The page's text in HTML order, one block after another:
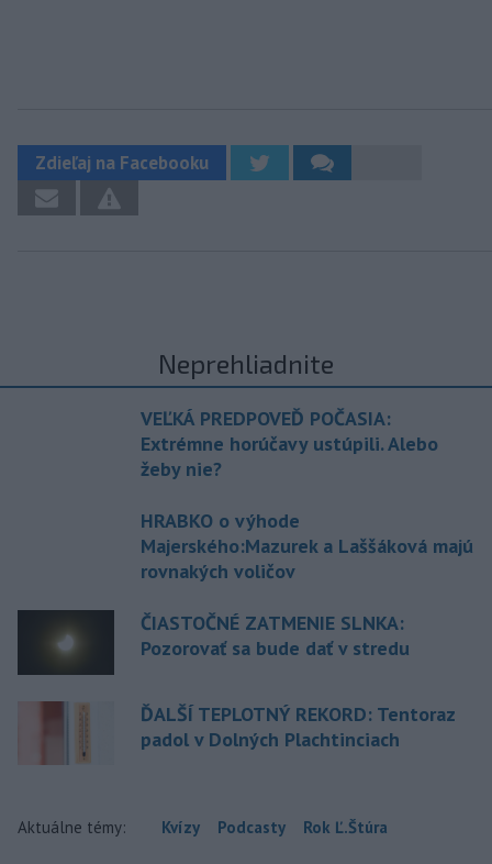
Zdieľaj na Facebooku
Neprehliadnite
VEĽKÁ PREDPOVEĎ POČASIA:
Extrémne horúčavy ustúpili. Alebo
žeby nie?
HRABKO o výhode
Majerského:Mazurek a Laššáková majú
rovnakých voličov
ČIASTOČNÉ ZATMENIE SLNKA:
Pozorovať sa bude dať v stredu
ĎALŠÍ TEPLOTNÝ REKORD: Tentoraz
padol v Dolných Plachtinciach
Aktuálne témy: Kvízy Podcasty Rok Ľ.Štúra